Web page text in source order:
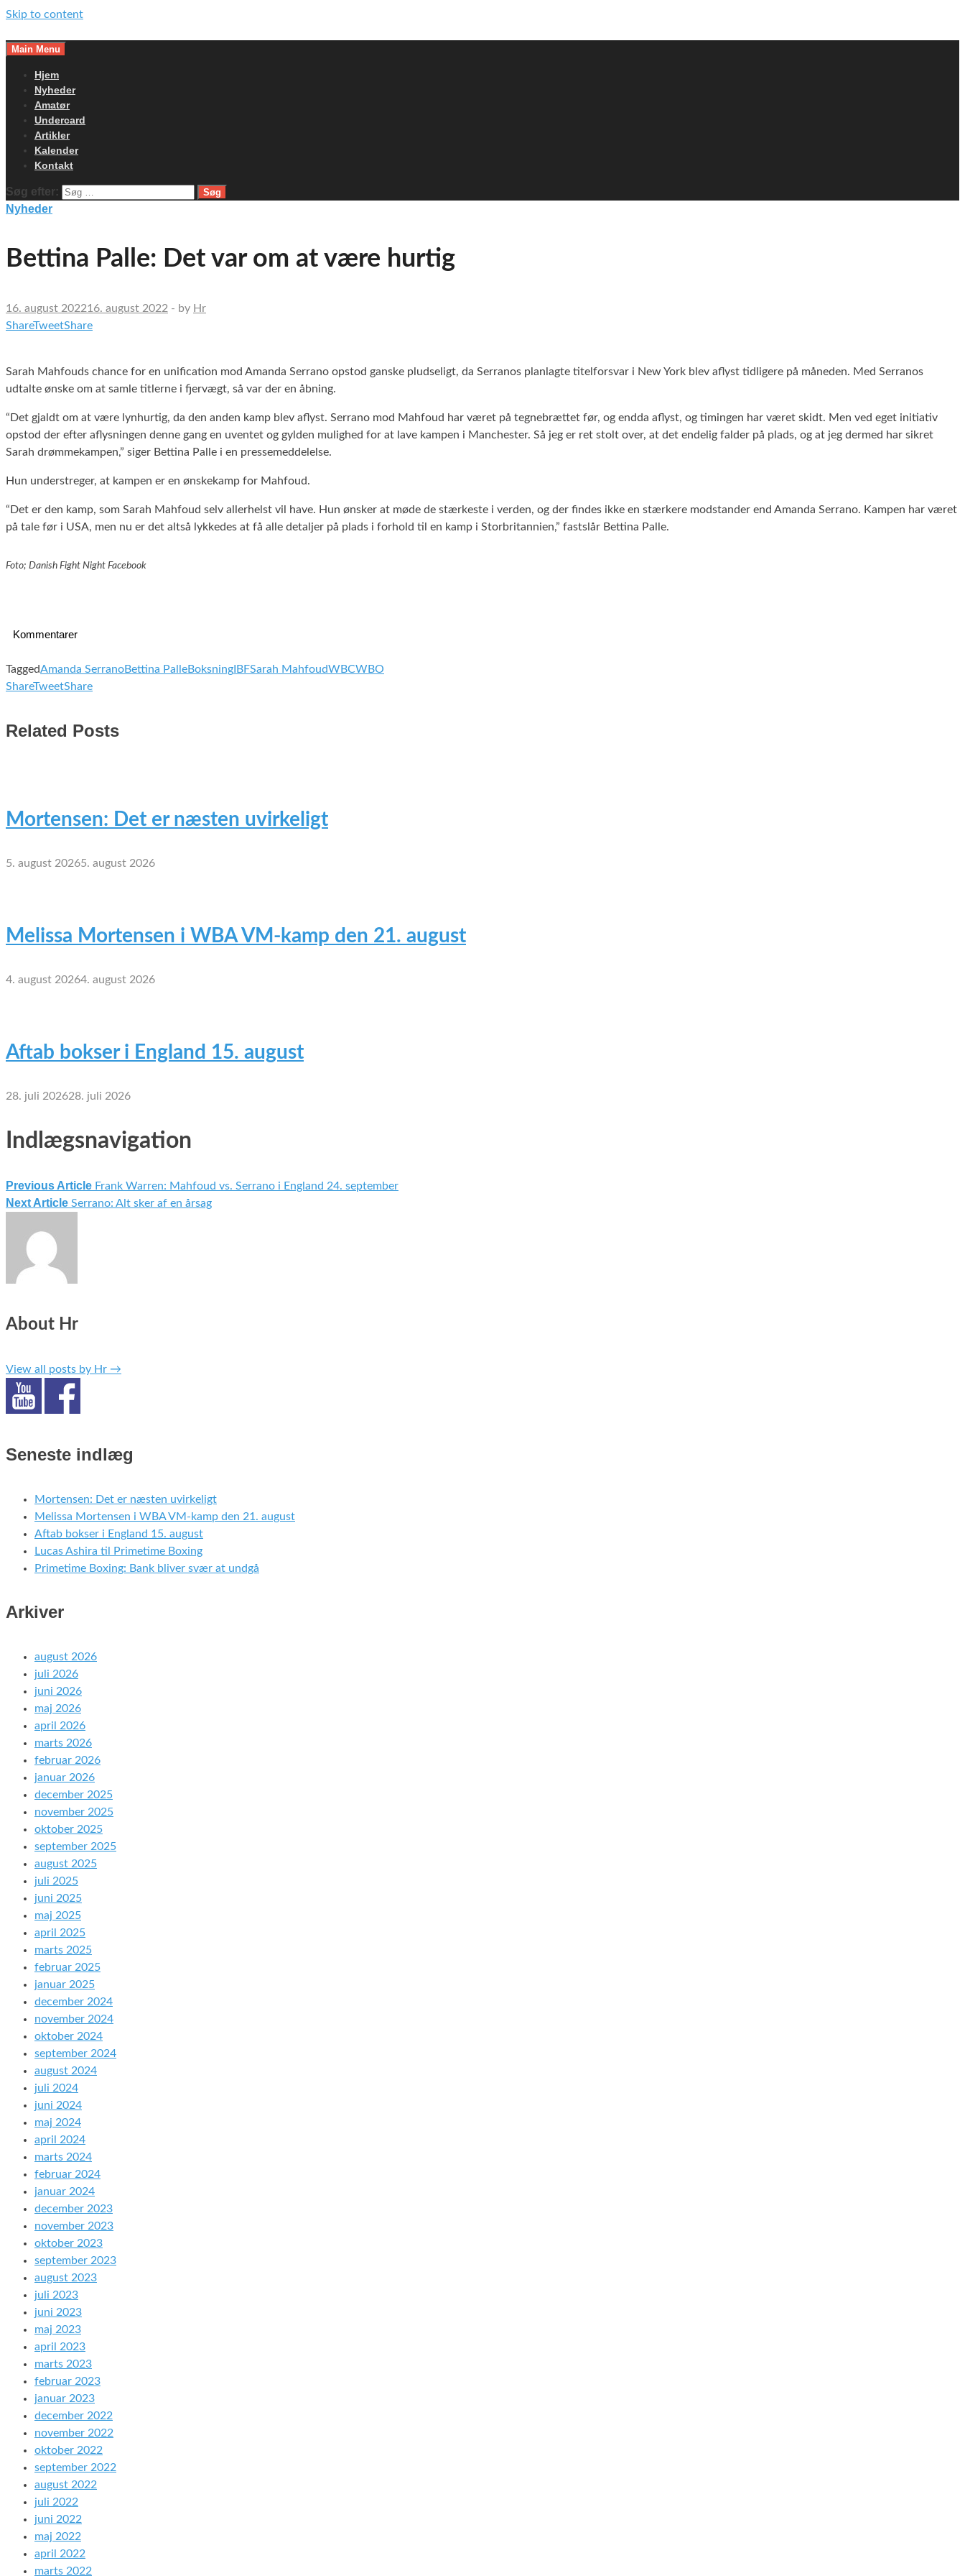
Skip to content
Main Menu
Hjem
Nyheder
Amatør
Undercard
Artikler
Kalender
Kontakt
Søg efter:
Nyheder
Bettina Palle: Det var om at være hurtig
16. august 202216. august 2022 - by Hr
ShareTweetShare
Sarah Mahfouds chance for en unification mod Amanda Serrano opstod ganske pludseligt, da Serranos planlagte titelforsvar i New York blev aflyst tidligere på måneden. Med Serranos
udtalte ønske om at samle titlerne i fjervægt, så var der en åbning.
“Det gjaldt om at være lynhurtig, da den anden kamp blev aflyst. Serrano mod Mahfoud har været på tegnebrættet før, og endda aflyst, og timingen har været skidt. Men ved eget initiativ
opstod der efter aflysningen denne gang en uventet og gylden mulighed for at lave kampen i Manchester. Så jeg er ret stolt over, at det endelig falder på plads, og at jeg dermed har sikret
Sarah drømmekampen,” siger Bettina Palle i en pressemeddelelse.
Hun understreger, at kampen er en ønskekamp for Mahfoud.
“Det er den kamp, som Sarah Mahfoud selv allerhelst vil have. Hun ønsker at møde de stærkeste i verden, og der findes ikke en stærkere modstander end Amanda Serrano. Kampen har været
på tale før i USA, men nu er det altså lykkedes at få alle detaljer på plads i forhold til en kamp i Storbritannien,” fastslår Bettina Palle.
Foto; Danish Fight Night Facebook
Kommentarer
TaggedAmanda SerranoBettina PalleBoksning IBFSarah MahfoudWBCWBO
ShareTweetShare
Related Posts
Mortensen: Det er næsten uvirkeligt
5. august 20265. august 2026
Melissa Mortensen i WBA VM-kamp den 21. august
4. august 20264. august 2026
Aftab bokser i England 15. august
28. juli 202628. juli 2026
Indlægsnavigation
Previous Article Frank Warren: Mahfoud vs. Serrano i England 24. september
Next Article Serrano: Alt sker af en årsag
About Hr
View all posts by Hr →
Seneste indlæg
Mortensen: Det er næsten uvirkeligt
Melissa Mortensen i WBA VM-kamp den 21. august
Aftab bokser i England 15. august
Lucas Ashira til Primetime Boxing
Primetime Boxing: Bank bliver svær at undgå
Arkiver
august 2026
juli 2026
juni 2026
maj 2026
april 2026
marts 2026
februar 2026
januar 2026
december 2025
november 2025
oktober 2025
september 2025
august 2025
juli 2025
juni 2025
maj 2025
april 2025
marts 2025
februar 2025
januar 2025
december 2024
november 2024
oktober 2024
september 2024
august 2024
juli 2024
juni 2024
maj 2024
april 2024
marts 2024
februar 2024
januar 2024
december 2023
november 2023
oktober 2023
september 2023
august 2023
juli 2023
juni 2023
maj 2023
april 2023
marts 2023
februar 2023
januar 2023
december 2022
november 2022
oktober 2022
september 2022
august 2022
juli 2022
juni 2022
maj 2022
april 2022
marts 2022